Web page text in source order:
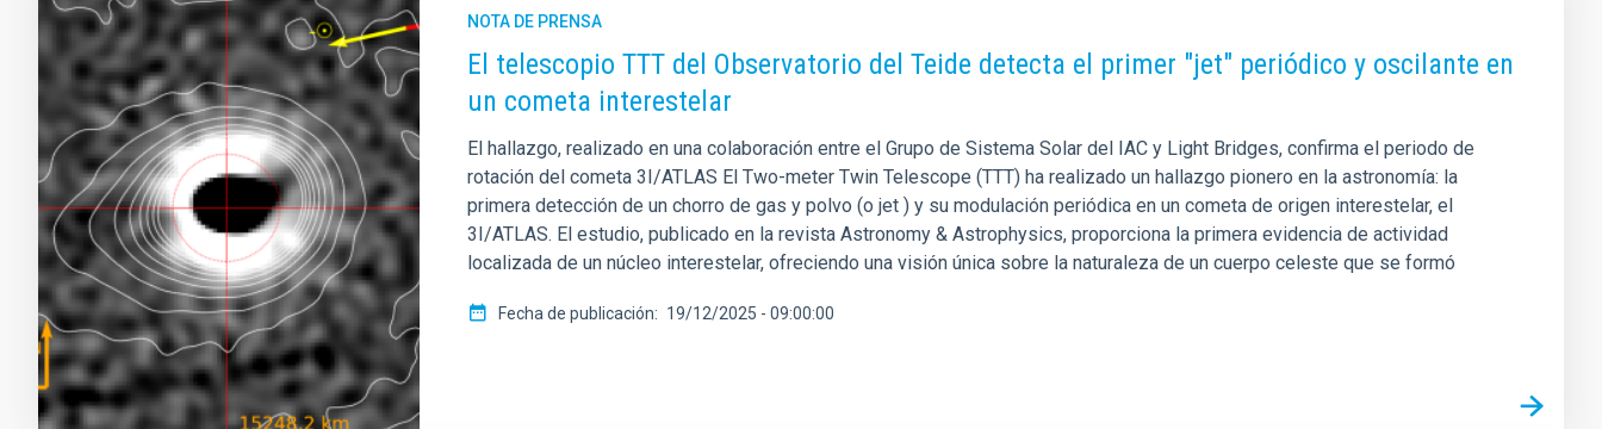
NOTA DE PRENSA
El telescopio TTT del Observatorio del Teide detecta el primer "jet" periódico y oscilante en
un cometa interestelar
El hallazgo, realizado en una colaboración entre el Grupo de Sistema Solar del IAC y Light Bridges, confirma el periodo de
rotación del cometa 3I/ATLAS El Two-meter Twin Telescope (TTT) ha realizado un hallazgo pionero en la astronomía: la
primera detección de un chorro de gas y polvo (o jet ) y su modulación periódica en un cometa de origen interestelar, el
3I/ATLAS. El estudio, publicado en la revista Astronomy & Astrophysics, proporciona la primera evidencia de actividad
localizada de un núcleo interestelar, ofreciendo una visión única sobre la naturaleza de un cuerpo celeste que se formó
Fecha de publicación 19/12/2025 - 09:00:00